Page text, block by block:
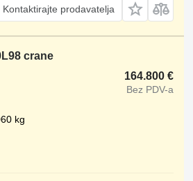
Kontaktirajte prodavatelja
crane
164.800 €
Bez PDV-a
kg